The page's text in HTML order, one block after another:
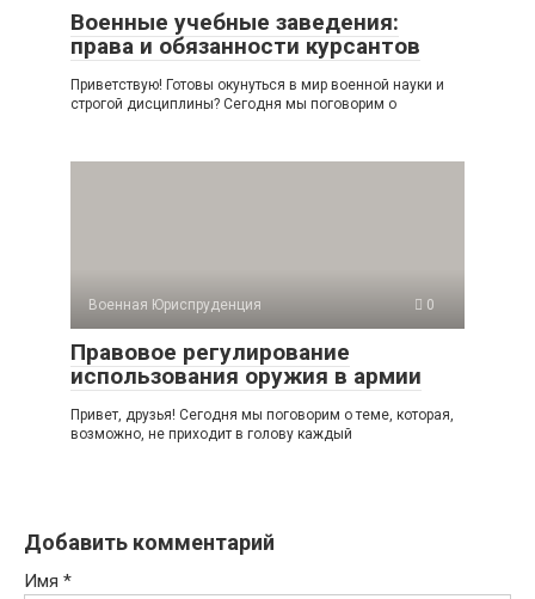
Военные учебные заведения:
права и обязанности курсантов
Приветствую! Готовы окунуться в мир военной науки и
строгой дисциплины? Сегодня мы поговорим о
Военная Юриспруденция 0
Правовое регулирование
использования оружия в армии
Привет, друзья! Сегодня мы поговорим о теме, которая,
возможно, не приходит в голову каждый
Добавить комментарий
Имя *